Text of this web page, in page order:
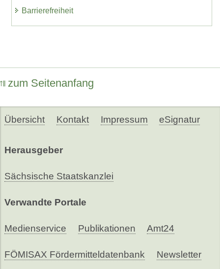
Barrierefreiheit
zum Seitenanfang
Übersicht Kontakt Impressum eSignatur
Herausgeber
Sächsische Staatskanzlei
Verwandte Portale
Medienservice Publikationen Amt24
FÖMISAX Fördermitteldatenbank Newsletter